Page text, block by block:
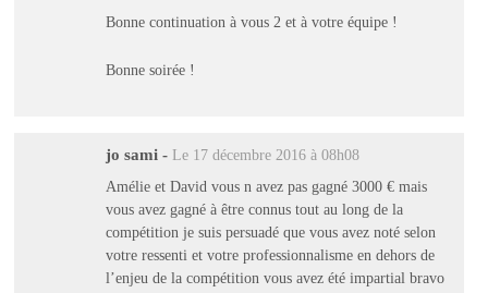
Bonne continuation à vous 2 et à votre équipe !
Bonne soirée !
jo sami - Le 17 décembre 2016 à 08h08
Amélie et David vous n avez pas gagné 3000 € mais
vous avez gagné à être connus tout au long de la
compétition je suis persuadé que vous avez noté selon
votre ressenti et votre professionnalisme en dehors de
l’enjeu de la compétition vous avez été impartial bravo